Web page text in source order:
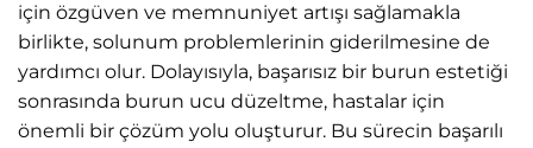
için özgüven ve memnuniyet artışı sağlamakla
birlikte, solunum problemlerinin giderilmesine de
yardımcı olur. Dolayısıyla, başarısız bir burun estetiği
sonrasında burun ucu düzeltme, hastalar için
önemli bir çözüm yolu oluşturur. Bu sürecin başarılı